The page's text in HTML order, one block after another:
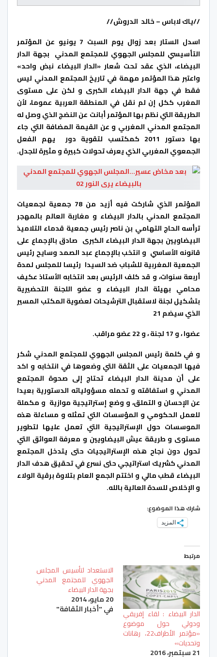
//ياك لاباس – خالد الدروش//
اسدل الستار بعد زوال يوم السبت 7 يونيو عن المؤتمر
التأسيسي للمجلس الجهوي للمجتمع المدني بجهة الدار
البيضاء، الذي عقد تحت شعار «الدار البيضاء نبض واحد»
واعتبر هذا المؤتمر مهمة في تاريخ المجتمع المدني ليس
فقط في جهة الدار البيضاء الكبرى و لكن على مستوى
المغرب ككل إن لم نقل في المنطقة العربية عموما، لأن
الطريقة التي نظم بها المؤتمر أبانت عن النضج الذي وصل له
المجتمع المدني المغربي و عن القيمة المضافة التي جاء
بها دستور 2011 كمكتسب لتقوية دور يهم الفعل
الجمعوي المغربي الذي يعرف تحولات كبيرة و مثيرة للجدل.
المؤتمر الذي شاركت فيه أزيد من 78 جمعية لجمعيات
المجتمع المدني بالدار البيضاء و مغاربة العالم بالمهجر
ترأسه الحاج التهامي بن ناصر رئيس جمعية قدماء التلاميذ
البيضاويين بجهة الدار البيضاء الكبرى صادق بالإجماع على
قانونه الأساسي و انتخب بالإجماع عبد الصمد وسايح رئيس
الجمعية المغربية للشباب ضد السيدا رئيسا للمجلس لمدة
أربعة سنوات، و قد كلف الرئيس بعد انتخابه الأستاذ عكيف
محامي بهيئة الدار البيضاء و عضو اللجنة التحضيرية
بتشكيل لجنة لاستقبال الترشيحات لعضوية المكتب المسير
الذي سيضم 21
عضوا ، و 17 لجنة ، و 22 عضو مراقب.
و في كلمة رئيس المجلس الجهوي للمجتمع المدني شكر
فيها الجمعيات على الثقة التي وضعوها في انتخابه و اكد
على أن مدينة الدار البيضاء تحتاج إلى صحوة المجتمع
المدني و استفاقته و تحمله مسؤولياته الدستورية بعيدا
عن الإحسان و التملق، و وضع إستراتيجية موازية و مكملة
للعمل الحكومي و المؤسسات التي تمثله و مساءلة هذه
الموسسات حول الإستراتيجية التي تعمل عليها لتطوير
مستوى و طريقة عيش البيضاويين و معرفة العوائق التي
تحول دون نجاح هذه الإستراتيجيات حتى يتدخل المجتمع
المدني كشريك استراتيجي حتى نسرع في تحقيق هدف الدار
البيضاء قطب مالي و اختتم الجمع العام بتلاوة برقية الولاء
و الإخلاص للسدة العالية بالله.
شارك هذا الموضوع:
المزيد
مرتبط
الدار البيضاء : لقاء إفريقي
ودولي حول موضوع
«مؤتمر الأطراف22، رهانات
وتحديات»
21 سبتمبر، 2016
الاستعداد لتأسيس المجلس
الجهوي للمجتمع المدني
بجهة‎‏ الدار البيضاء
20 مايو، 2014
في "أخبار الثقافة"